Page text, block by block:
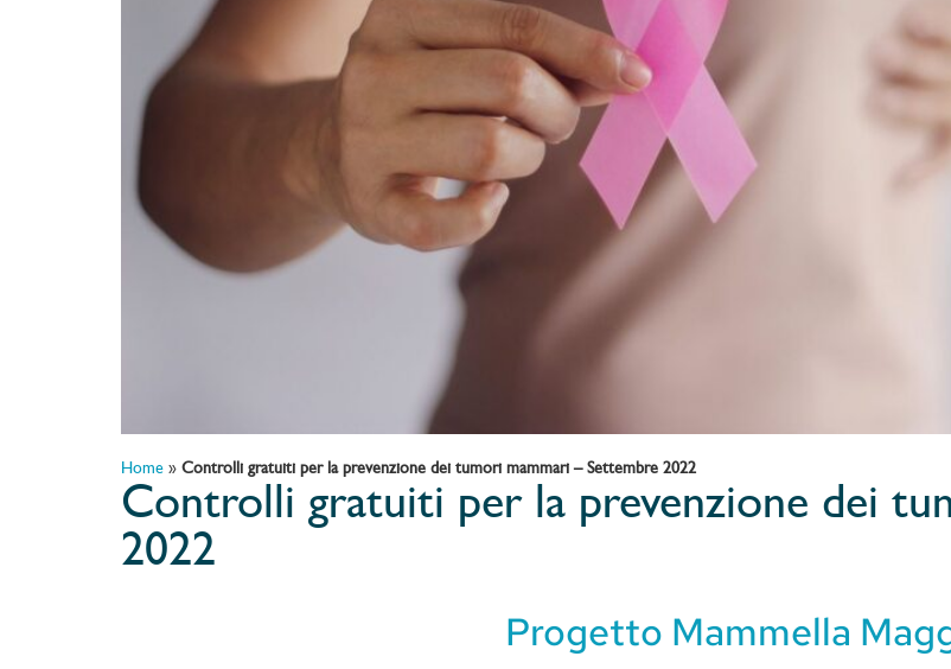
Home » Controlli gratuiti per la prevenzione dei tumori mammari – Settembre 2022
Controlli gratuiti per la prevenzione dei
2022
Progetto Mammella